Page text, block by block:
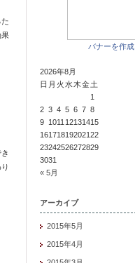
果
バナーを作成
2026年8月
日 月 火水 木金土
« 5月
1
2 3 4 5 6 7 8
9 1011 12131415
16171819202122
23242526272829
3031
アーカイブ
2015年5月
2015年4月